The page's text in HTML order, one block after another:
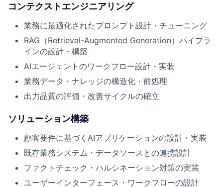
コンテクストエンジニアリング
業務に最適化されたプロンプト設計・チューニング
RAG（Retrieval-Augmented Generation）パイプラ
インの設計・構築
AIエージェントのワークフロー設計・実装
業務データ・ナレッジの構造化・前処理
出力品質の評価・改善サイクルの確立
ソリューション構築
顧客要件に基づくAIアプリケーションの設計・実装
既存業務システム・データソースとの連携設計
ファクトチェック・ハルシネーション対策の実装
ユーザーインターフェース・ワークフローの設計